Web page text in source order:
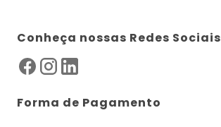
Conheça nossas Redes Sociais
Forma de Pagamento